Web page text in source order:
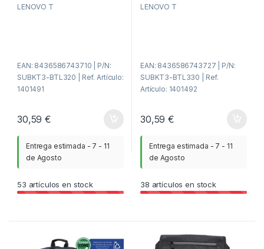
rLENOVO T
EAN: 8436586743710 | P/N:
SUBKT3-BTL320 | Ref. Artículo:
1401491
30,59€
Entrega estimada - 7 - 11
de Agosto
53 artículos en stock
rLENOVO T
EAN: 8436586743727 | P/N:
SUBKT3-BTL330 | Ref.
Artículo: 1401492
30,59€
Entrega estimada - 7 - 11
de Agosto
38 artículos en stock